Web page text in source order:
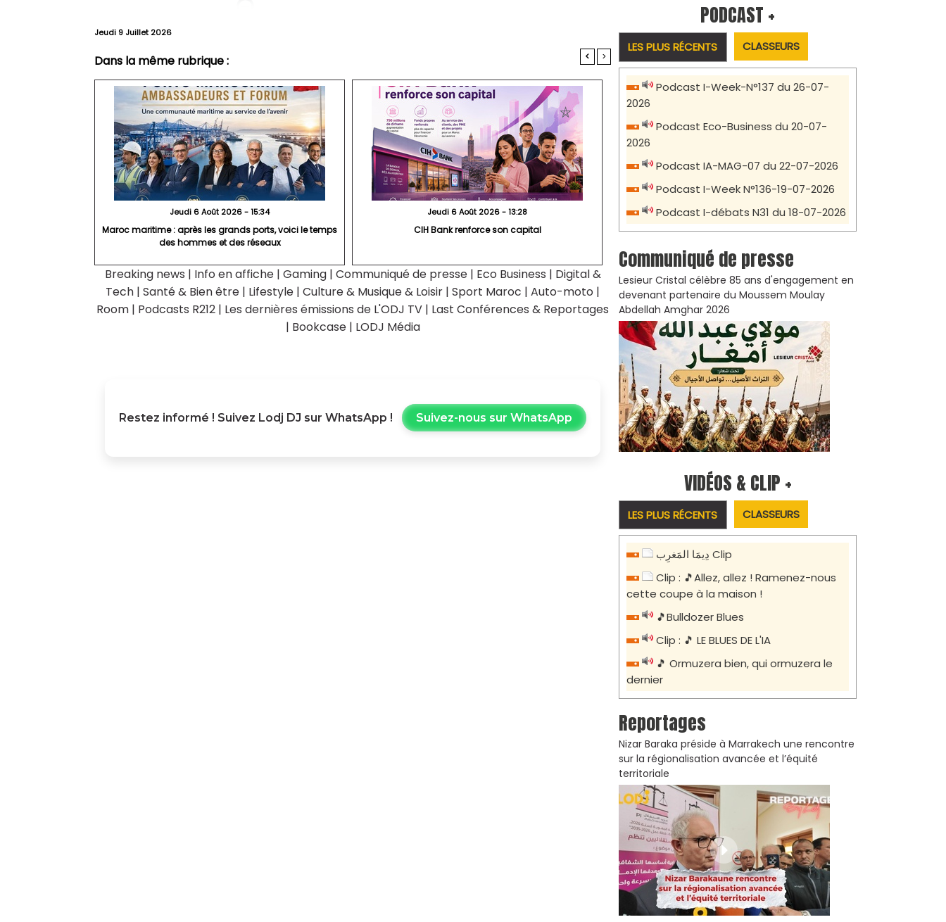
Jeudi 9 Juillet 2026
Dans la même rubrique : < >
Jeudi 6 Août 2026 - 15:34
Maroc maritime : après les grands ports, voici le temps
des hommes et des réseaux
Jeudi 6 Août 2026 - 13:28
CIH Bank renforce son capital
Breaking news | Info en affiche | Gaming | Communiqué de presse | Eco Business | Digital &
Tech | Santé & Bien être | Lifestyle | Culture & Musique & Loisir | Sport Maroc | Auto-moto |
Room | Podcasts R212 | Les dernières émissions de L'ODJ TV | Last Conférences & Reportages
| Bookcase | LODJ Média
Restez informé ! Suivez Lodj DJ sur WhatsApp ! Suivez-nous sur WhatsApp
PODCAST +
LES PLUS RÉCENTS CLASSEURS
Podcast I-Week-N°137 du 26-07-
2026
Podcast Eco-Business du 20-07-
2026
Podcast IA-MAG-07 du 22-07-2026
Podcast I-Week N°136-19-07-2026
Podcast I-débats N31 du 18-07-2026
Communiqué de presse
Lesieur Cristal célèbre 85 ans d'engagement en
devenant partenaire du Moussem Moulay
Abdellah Amghar 2026
VIDÉOS & CLIP +
LES PLUS RÉCENTS CLASSEURS
دِيمَا المَغرِب Clip
Clip : 🎵Allez, allez ! Ramenez-nous
cette coupe à la maison !
🎵Bulldozer Blues
Clip : 🎵 LE BLUES DE L'IA
🎵 Ormuzera bien, qui ormuzera le
dernier
Reportages
Nizar Baraka préside à Marrakech une rencontre
sur la régionalisation avancée et l’équité
territoriale